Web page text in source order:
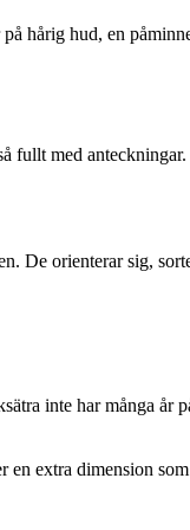
hårig hud, en
fullt med
De orienterar sig,
inte har många år
extra dimension